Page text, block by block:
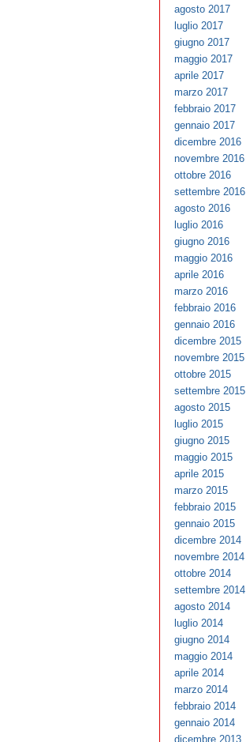
agosto 2017
luglio 2017
giugno 2017
maggio 2017
aprile 2017
marzo 2017
febbraio 2017
gennaio 2017
dicembre 2016
novembre 2016
ottobre 2016
settembre 2016
agosto 2016
luglio 2016
giugno 2016
maggio 2016
aprile 2016
marzo 2016
febbraio 2016
gennaio 2016
dicembre 2015
novembre 2015
ottobre 2015
settembre 2015
agosto 2015
luglio 2015
giugno 2015
maggio 2015
aprile 2015
marzo 2015
febbraio 2015
gennaio 2015
dicembre 2014
novembre 2014
ottobre 2014
settembre 2014
agosto 2014
luglio 2014
giugno 2014
maggio 2014
aprile 2014
marzo 2014
febbraio 2014
gennaio 2014
dicembre 2013